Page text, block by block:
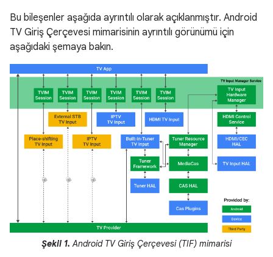
Bu bileşenler aşağıda ayrıntılı olarak açıklanmıştır. Android
TV Giriş Çerçevesi mimarisinin ayrıntılı görünümü için
aşağıdaki şemaya bakın.
Şekil 1. Android TV Giriş Çerçevesi (TIF) mimarisi